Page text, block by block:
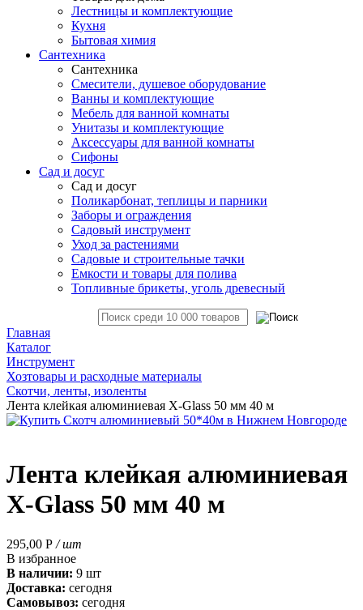
Лестницы и комплектующие
Кухня
Бытовая химия
Сантехника
Сантехника
Смесители, душевое оборудование
Ванны и комплектующие
Мебель для ванной комнаты
Унитазы и комплектующие
Аксессуары для ванной комнаты
Сифоны
Сад и досуг
Сад и досуг
Поликарбонат, теплицы и парники
Заборы и ограждения
Садовый инструмент
Уход за растениями
Садовые и строительные тачки
Емкости и товары для полива
Топливные брикеты, уголь древесный
Главная
Каталог
Инструмент
Хозтовары и расходные материалы
Скотчи, ленты, изоленты
Лента клейкая алюминиевая X-Glass 50 мм 40 м
Лента клейкая алюминиевая
X-Glass 50 мм 40 м
295,00 Р / шт
В избранное
В наличии: 9 шт
Доставка: сегодня
Самовывоз: сегодня